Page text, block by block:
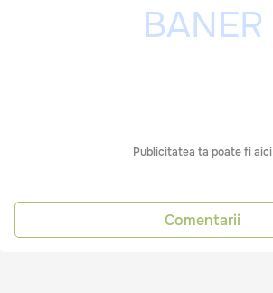
Publicitatea ta poate fi aici
Comentarii